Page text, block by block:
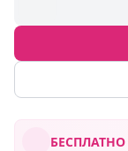
БЕСПЛАТНО